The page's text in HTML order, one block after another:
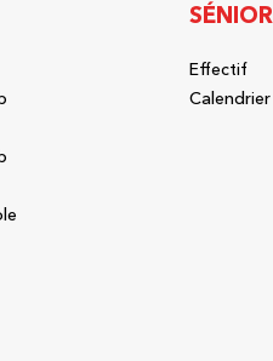
Effectif